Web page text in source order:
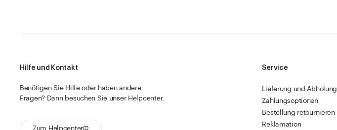
Hilfe und Kontakt
Benötigen Sie Hilfe oder haben andere
Fragen? Dann besuchen Sie unser Helpcenter.
Zum Helpcenter
Service
Lieferung und Abholung
Zahlungsoptionen
Bestellung retournieren
Reklamation